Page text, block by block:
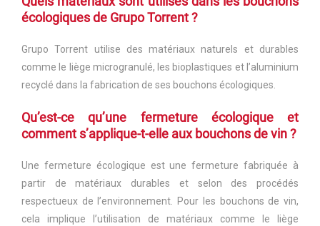
écologiques de Grupo Torrent ?
Grupo Torrent utilise des matériaux naturels et durables
comme le liège microgranulé, les bioplastiques et l’aluminium
recyclé dans la fabrication de ses bouchons écologiques.
Qu’est-ce qu’une fermeture écologique et
comment s’applique-t-elle aux bouchons de vin ?
Une fermeture écologique est une fermeture fabriquée à
partir de matériaux durables et selon des procédés
respectueux de l’environnement. Pour les bouchons de vin,
cela implique l’utilisation de matériaux comme le liège